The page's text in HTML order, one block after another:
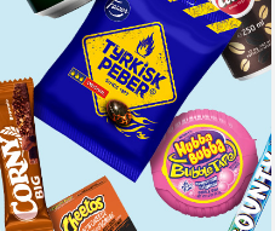
Fortsæt med at handle